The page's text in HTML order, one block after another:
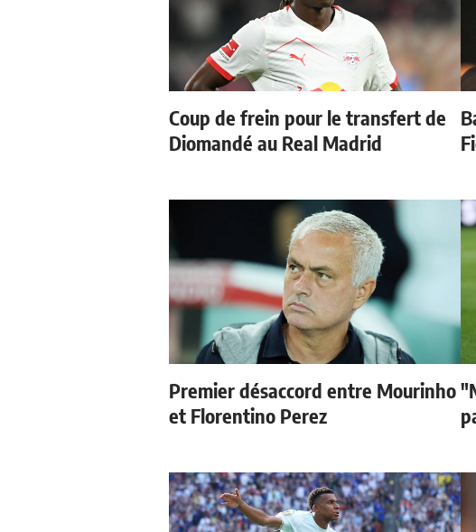
Coup de frein pour le transfert de
Diomandé au Real Madrid
Premier désaccord entre Mourinho
et Florentino Perez